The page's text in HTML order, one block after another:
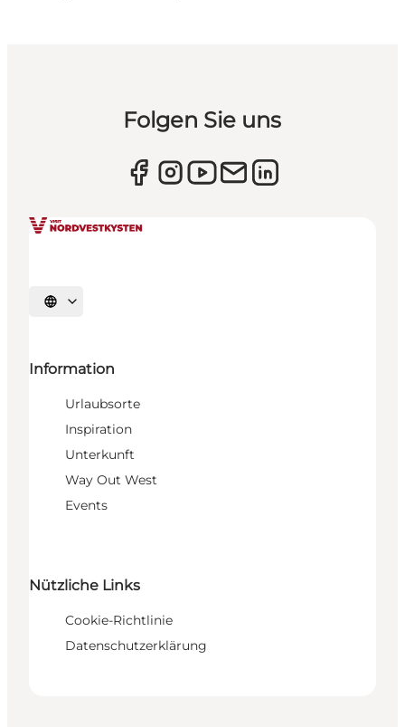
Folgen Sie uns
Sprache auswählen
Information
Urlaubsorte
Inspiration
Unterkunft
Way Out West
Events
Nützliche Links
Cookie-Richtlinie
Datenschutzerklärung